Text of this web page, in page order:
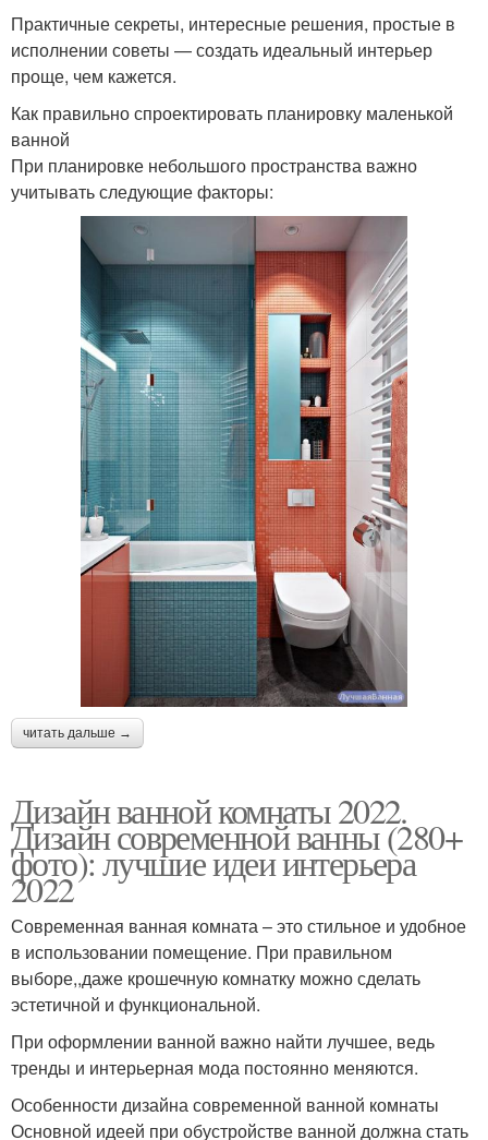
Практичные секреты, интересные решения, простые в
исполнении советы — создать идеальный интерьер
проще, чем кажется.
Как правильно спроектировать планировку маленькой
ванной
При планировке небольшого пространства важно
учитывать следующие факторы:
читать дальше →
Дизайн ванной комнаты 2022.
Дизайн современной ванны (280+
фото): лучшие идеи интерьера
2022
Современная ванная комната – это стильное и удобное
в использовании помещение. При правильном
выборе,,даже крошечную комнатку можно сделать
эстетичной и функциональной.
При оформлении ванной важно найти лучшее, ведь
тренды и интерьерная мода постоянно меняются.
Особенности дизайна современной ванной комнаты
Основной идеей при обустройстве ванной должна стать